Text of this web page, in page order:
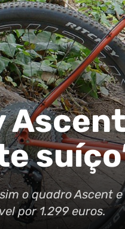
o quadro Ascent
por 1.299 euros.